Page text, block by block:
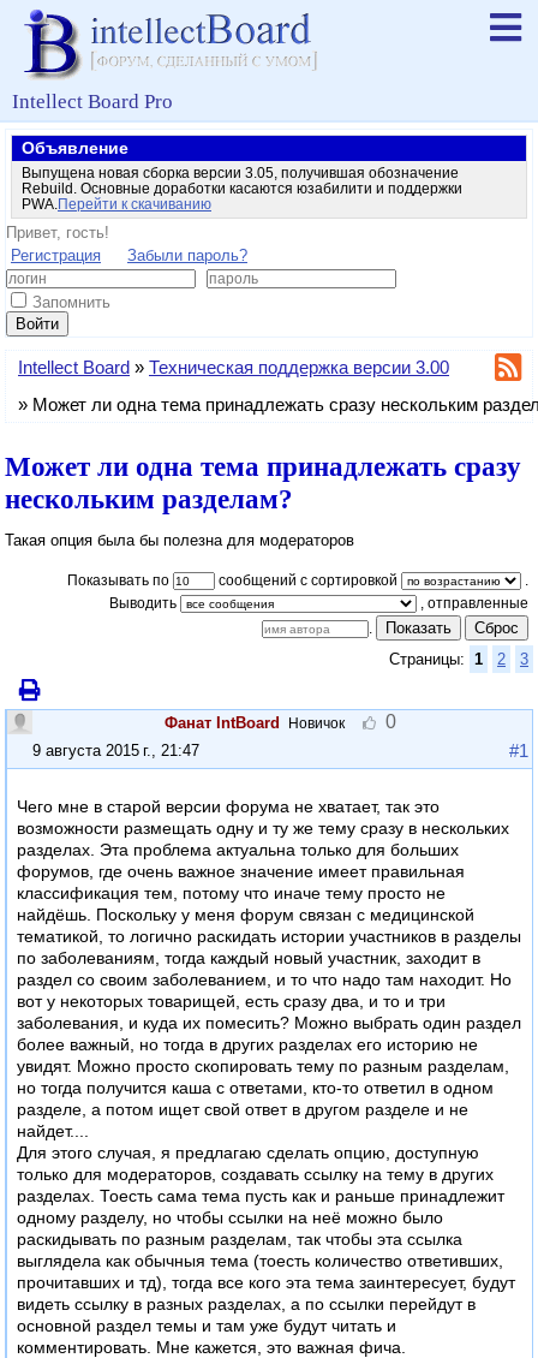
Intellect Board Pro
Объявление
Выпущена новая сборка версии 3.05, получившая обозначение
Rebuild. Основные доработки касаются юзабилити и поддержки
PWA. Перейти к скачиванию
Привет, гость!
Регистрация
Забыли пароль?
Запомнить
Войти
Intellect Board » Техническая поддержка версии 3.00
» Может ли одна тема принадлежать сразу нескольким
Может ли одна тема принадлежать сразу
нескольким разделам?
Такая опция была бы полезна для модераторов
Показывать по сообщений с сортировкой
Выводить
Показать
Сброс
Страницы: 1 2 3
Фанат IntBoard Новичок 0
9 августа 2015 г., 21:47 #1
Чего мне в старой версии форума не хватает, так это
возможности размещать одну и ту же тему сразу в нескольких
разделах. Эта проблема актуальна только для больших
форумов, где очень важное значение имеет правильная
классификация тем, потому что иначе тему просто не
найдёшь. Поскольку у меня форум связан с медицинской
тематикой, то логично раскидать истории участников в разделы
по заболеваниям, тогда каждый новый участник, заходит в
раздел со своим заболеванием, и то что надо там находит. Но
вот у некоторых товарищей, есть сразу два, и то и три
заболевания, и куда их помесить? Можно выбрать один раздел
более важный, но тогда в других разделах его историю не
увидят. Можно просто скопировать тему по разным разделам,
но тогда получится каша с ответами, кто-то ответил в одном
разделе, а потом ищет свой ответ в другом разделе и не
найдет....
Для этого случая, я предлагаю сделать опцию, доступную
только для модераторов, создавать ссылку на тему в других
разделах. Тоесть сама тема пусть как и раньше принадлежит
одному разделу, но чтобы ссылки на неё можно было
раскидывать по разным разделам, так чтобы эта ссылка
выглядела как обычныя тема (тоесть количество ответивших,
прочитавших и тд), тогда все кого эта тема заинтересует, будут
видеть ссылку в разных разделах, а по ссылки перейдут в
основной раздел темы и там уже будут читать и
комментировать. Мне кажется, это важная фича.